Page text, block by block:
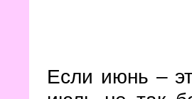
Если июнь –